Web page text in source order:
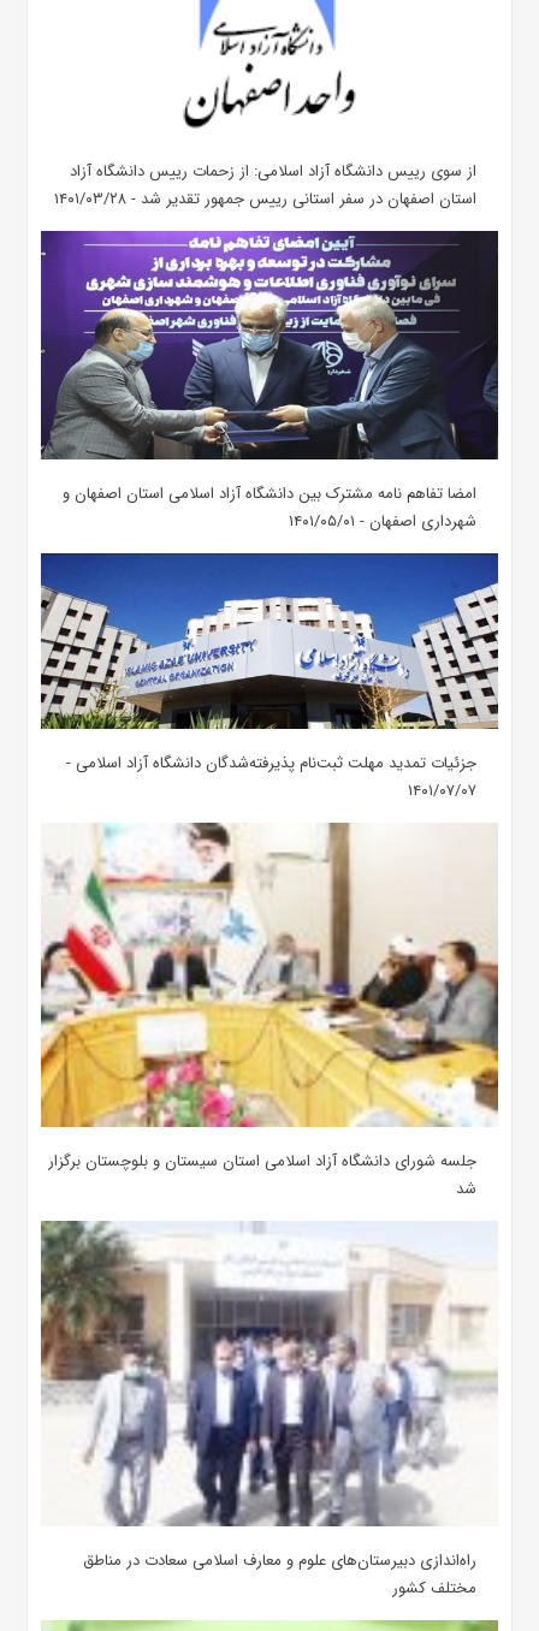
از سوی رییس دانشگاه آزاد اسلامی: از زحمات رییس دانشگاه آزاد
استان اصفهان در سفر استانی رییس جمهور تقدیر شد - ۱۴۰۱/۰۳/۲۸
امضا تفاهم نامه مشترک بین دانشگاه آزاد اسلامی استان اصفهان و
شهرداری اصفهان - ۱۴۰۱/۰۵/۰۱
جزئیات تمدید مهلت ثبت‌نام پذیرفته‌شدگان دانشگاه آزاد اسلامی -
۱۴۰۱/۰۷/۰۷
جلسه شورای دانشگاه آزاد اسلامی استان سیستان و بلوچستان برگزار
شد
‌راه‌اندازی دبیرستان‌های علوم و معارف اسلامی سعادت در مناطق
مختلف کشور